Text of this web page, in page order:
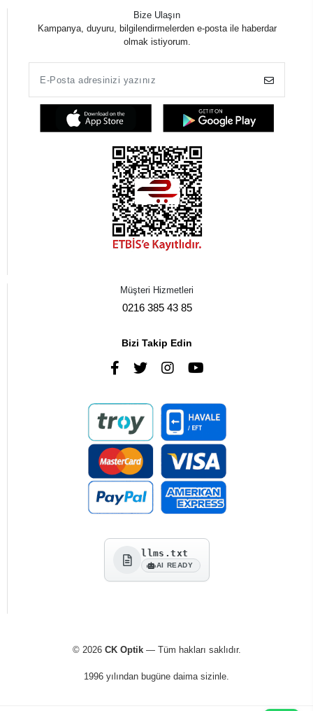
Bize Ulaşın
Kampanya, duyuru, bilgilendirmelerden e-posta ile haberdar
olmak istiyorum.
Müşteri Hizmetleri
0216 385 43 85
Bizi Takip Edin
llms.txt
AI READY
© 2026 CK Optik— Tüm hakları saklıdır.
1996 yılından bugüne daima sizinle.